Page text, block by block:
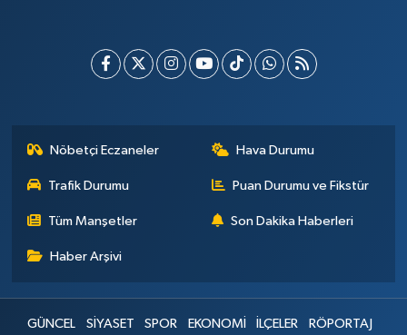
Nöbetçi Eczaneler Hava Durumu
Trafik Durumu Puan Durumu ve Fikstür
Tüm Manşetler Son Dakika Haberleri
Haber Arşivi
GÜNCEL SİYASET SPOR EKONOMİ İLÇELER
RÖPORTAJ